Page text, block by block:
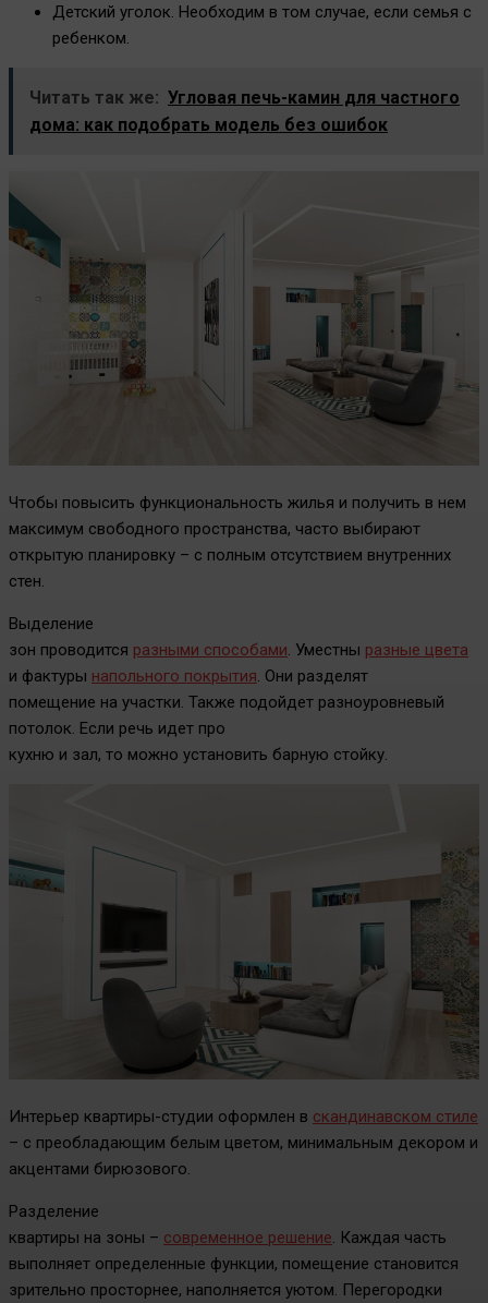
Детский уголок. Необходим в том случае, если семья с
ребенком.
Читать так же: Угловая печь-камин для частного
дома: как подобрать модель без ошибок
Чтобы повысить функциональность жилья и получить в нем
максимум свободного пространства, часто выбирают
открытую планировку – с полным отсутствием внутренних
стен.
Выделение
зон проводится разными способами. Уместны разные цвета
и фактуры напольного покрытия. Они разделят
помещение на участки. Также подойдет разноуровневый
потолок. Если речь идет про
кухню и зал, то можно установить барную стойку.
Интерьер квартиры-студии оформлен в скандинавском стиле
– с преобладающим белым цветом, минимальным декором и
акцентами бирюзового.
Разделение
квартиры на зоны – современное решение . Каждая часть
выполняет определенные функции, помещение становится
зрительно просторнее, наполняется уютом. Перегородки